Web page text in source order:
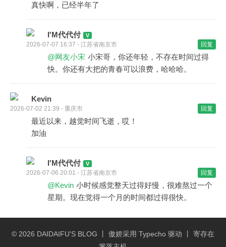
真快啊，已经半年了
I'M代代付
2026-07-07 16:37 - 江苏省南京市 回复
@网友小宋 小宋哥，你还年轻，不存在时间过得
快。你还有大把的青春可以浪费，哈哈哈。
Kevin
2026-07-02 21:39 - 重庆市 回复
最近以来，越觉时间飞逝，哎！
加油
I'M代代付
2026-07-06 20:01 - 江苏省南京市 回复
@Kevin 小时候感觉整天过得好慢，很难熬过一个
星期。现在觉得一个月的时间都过得很快。
© 2026 DAIDAIFU'S BLOG 丨 傲娇采用 Typecho 驱动 丨 寄存在